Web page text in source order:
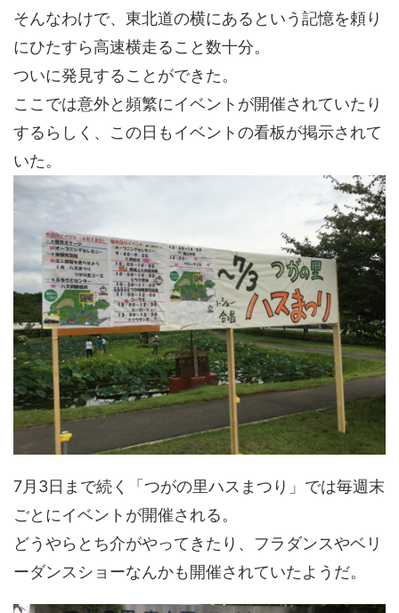
そんなわけで、東北道の横にあるという記憶を頼り
にひたすら高速横走ること数十分。
ついに発見することができた。
ここでは意外と頻繁にイベントが開催されていたり
するらしく、この日もイベントの看板が掲示されて
いた。
7月3日まで続く「つがの里ハスまつり」では毎週末
ごとにイベントが開催される。
どうやらとち介がやってきたり、フラダンスやベリ
ーダンスショーなんかも開催されていたようだ。